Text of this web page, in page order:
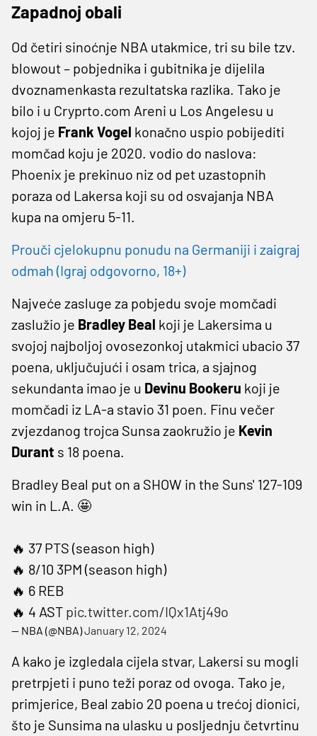
Zapadnoj obali
Od četiri sinoćnje NBA utakmice, tri su bile tzv.
blowout – pobjednika i gubitnika je dijelila
dvoznamenkasta rezultatska razlika. Tako je
bilo i u Cryprto.com Areni u Los Angelesu u
kojoj je Frank Vogel konačno uspio pobijediti
momčad koju je 2020. vodio do naslova:
Phoenix je prekinuo niz od pet uzastopnih
poraza od Lakersa koji su od osvajanja NBA
kupa na omjeru 5-11.
Prouči cjelokupnu ponudu na Germaniji i zaigraj
odmah (Igraj odgovorno, 18+)
Najveće zasluge za pobjedu svoje momčadi
zaslužio je Bradley Beal koji je Lakersima u
svojoj najboljoj ovosezonkoj utakmici ubacio 37
poena, uključujući i osam trica, a sjajnog
sekundanta imao je u Devinu Bookeru koji je
momčadi iz LA-a stavio 31 poen. Finu večer
zvjezdanog trojca Sunsa zaokružio je Kevin
Durant s 18 poena.
Bradley Beal put on a SHOW in the Suns' 127-109
win in L.A. 🤩
🔥 37 PTS (season high)
🔥 8/10 3PM (season high)
🔥 6 REB
🔥 4 AST pic.twitter.com/IQx1Atj49o
— NBA (@NBA)January 12, 2024
A kako je izgledala cijela stvar, Lakersi su mogli
pretrpjeti i puno teži poraz od ovoga. Tako je,
primjerice, Beal zabio 20 poena u trećoj dionici,
što je Sunsima na ulasku u posljednju četvrtinu